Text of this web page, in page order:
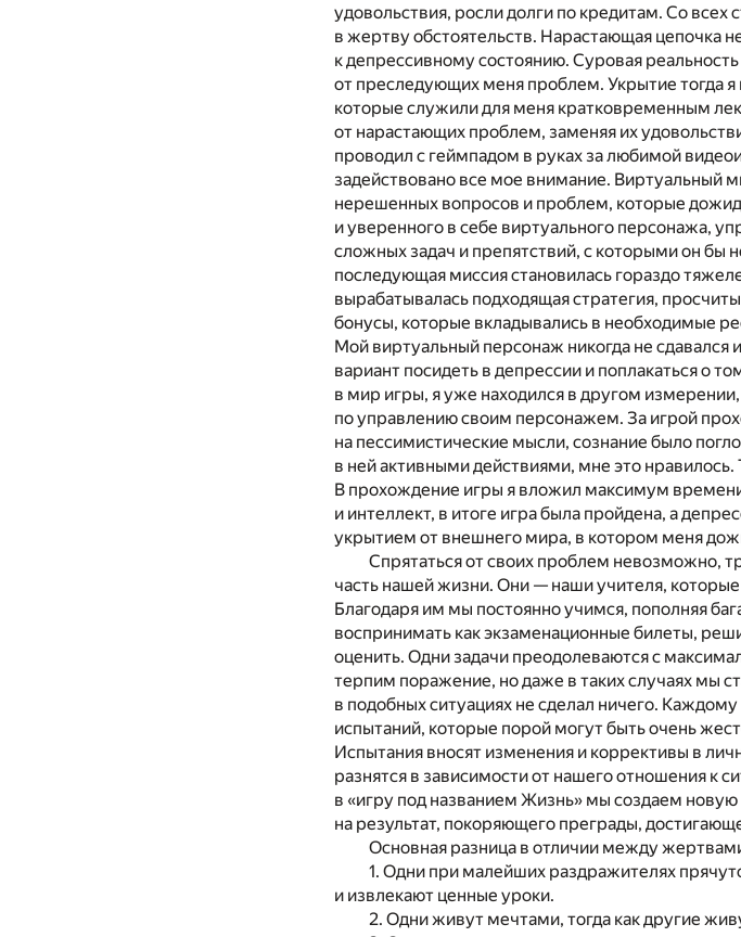
удовольствия, росли долги по кредитам. Со
в жертву обстоятельств. Нарастающая цепочка
к депрессивному состоянию. Суровая
от преследующих меня проблем. Укрытие тогда
которые служили для меня кратковременным
от нарастающих проблем, заменяя их
проводил с геймпадом в руках за любимой
задействовано все мое внимание. Виртуальный
нерешенных вопросов и проблем, которые
и уверенного в себе виртуального персонажа,
сложных задач и препятствий, с которыми он бы
последующая миссия становилась гораздо
вырабатывалась подходящая стратегия,
бонусы, которые вкладывались в необходимые
Мой виртуальный персонаж никогда не сдавался
вариант посидеть в депрессии и поплакаться о
в мир игры, я уже находился в другом
по управлению своим персонажем. За игрой
на пессимистические мысли, сознание было
в ней активными действиями, мне это
В прохождение игры я вложил максимум
и интеллект, в итоге игра была пройдена, а
укрытием от внешнего мира, в котором меня
Спрятаться от своих проблем невозможно,
часть нашей жизни. Они — наши учителя,
Благодаря им мы постоянно учимся, пополняя
воспринимать как экзаменационные билеты,
оценить. Одни задачи преодолеваются с
терпим поражение, но даже в таких случаях мы
в подобных ситуациях не сделал ничего.
испытаний, которые порой могут быть очень
Испытания вносят изменения и коррективы в
разнятся в зависимости от нашего отношения к
в «игру под названием Жизнь» мы создаем
на результат, покоряющего преграды,
Основная разница в отличии между
1. Одни при малейших раздражителях
и извлекают ценные уроки.
2. Одни живут мечтами, тогда как другие